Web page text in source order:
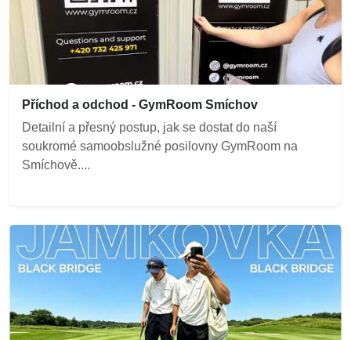
Příchod a odchod - GymRoom Smíchov
Detailní a přesný postup, jak se dostat do naší
soukromé samoobslužné posilovny GymRoom na
Smíchově....